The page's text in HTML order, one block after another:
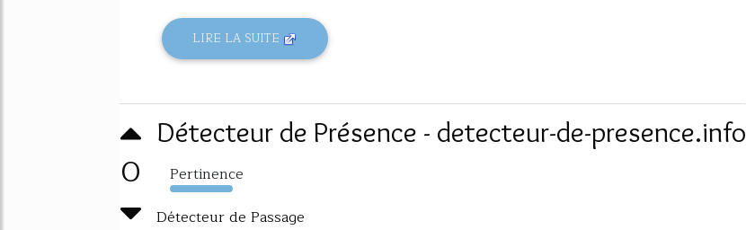
LIRE LA SUITE
0
Détecteur de Présence - detecteur-de-presence.info
Pertinence
4594%
Détecteur de Passage